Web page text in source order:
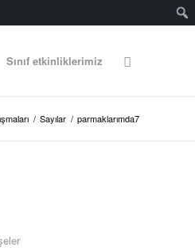
Sınıf etkinliklerimiz
/ Sayılar / parmaklarımda7